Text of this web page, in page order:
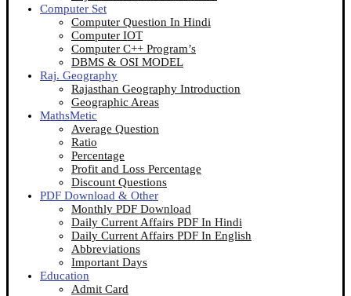
Computer Set
Computer Question In Hindi
Computer IOT
Computer C++ Program’s
DBMS & OSI MODEL
Raj. Geography
Rajasthan Geography Introduction
Geographic Areas
MathsMetic
Average Question
Ratio
Percentage
Profit and Loss Percentage
Discount Questions
PDF Download & Other
Monthly PDF Download
Daily Current Affairs PDF In Hindi
Daily Current Affairs PDF In English
Abbreviations
Important Days
Education
Admit Card